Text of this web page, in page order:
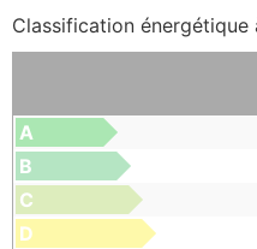
Classification énergétique
A
B
C
D